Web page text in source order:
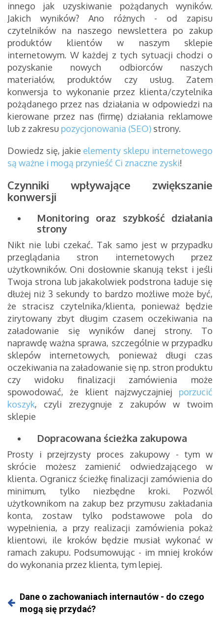
innego jak uzyskiwanie pożądanych wyników.
Jakich wyników? Ano różnych - od zapisu
czytelników na naszego newslettera po zakup
produktów klientów w naszym sklepie
internetowym. W każdej z tych sytuacji chodzi o
pozyskanie nowych odbiorców naszych
materiałów, produktów czy usług. Zatem
konwersja to wykonanie przez klienta/czytelnika
pożądanego przez nas działania w odpowiedzi na
kierowane przez nas (firmę) działania reklamowe
lub z zakresu pozycjonowania (SEO) strony.
Dowiedz się, jakie elementy sklepu internetowego
są ważne i mogą przynieść Ci znaczne zyski!
Czynniki wpływające zwiększanie
konwersji
Monitoring oraz szybkość działania
strony
Nikt nie lubi czekać. Tak samo jest w przypadku
przeglądania stron internetowych przez
użytkowników. Oni dosłownie skanują tekst i jeśli
Twoja strona lub jakakolwiek podstrona ładuje się
dłużej niż 3 sekundy to bardzo możliwe może być,
że stracisz czytelnika/klienta, ponieważ będzie
zirytowany zbyt długim czasem oczekiwania na
załadowanie się wyników danej strony. To
naprawdę ważna sprawa, szczególnie w przypadku
sklepów internetowych, ponieważ długi czas
oczekiwania na załadowanie się np. stron produktu
czy widoku finalizacji zamówienia może
spowodować, że klient najzwyczajniej porzucić
koszyk, czyli zrezygnuje z zakupów w twoim
sklepie
Dopracowana ścieżka zakupowa
Prosty i przejrzysty proces zakupowy - tym w
skrócie możesz zamienić odwiedzającego w
klienta. Ogranicz ścieżkę finalizacji zamówienia do
minimum, tylko niezbędne kroki. Pozwól
użytkownikom na zakup bez przymusu zakładania
konta, zostaw tylko podstawowe pola do
wypełnienia, a przy realizacji zamówienia pokaż
klientowi, ile kroków będzie musiał wykonać w
ramach zakupu. Podsumowując - im mniej kroków
do wykonania przez klienta, tym lepiej.
Dane o zachowaniach internautów - do czego
mogą się przydać?